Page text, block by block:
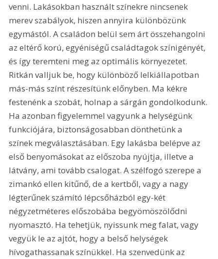
venni. Lakásokban használt színekre nincsenek
merev szabályok, hiszen annyira különbözünk
egymástól. A családon belül sem árt összehangolni
az eltérő korú, egyéniségű családtagok színigényét,
és így teremteni meg az optimális környezetet.
Ritkán valljuk be, hogy különböző lelkiállapotban
más-más színt részesítünk előnyben. Ma kékre
festenénk a szobát, holnap a sárgán gondolkodunk.
Ha azonban figyelemmel vagyunk a helységünk
funkciójára, biztonságosabban dönthetünk a
színek megválasztásában. Egy lakásba belépve az
első benyomásokat az előszoba nyújtja, illetve a
látvány, ami tovább csalogat. A szélfogó szerepe a
zimankó ellen kitűnő, de a kertből, vagy a nagy
légterűnek számító lépcsőházból egy-két
négyzetméteres előszobába begyömöszölődni
nyomasztó. Ha tehetjük, nyissunk meg falat, vagy
vegyük le az ajtót, hogy a belső helységek
hívogathassanak színükkel. Ha szenvedünk az